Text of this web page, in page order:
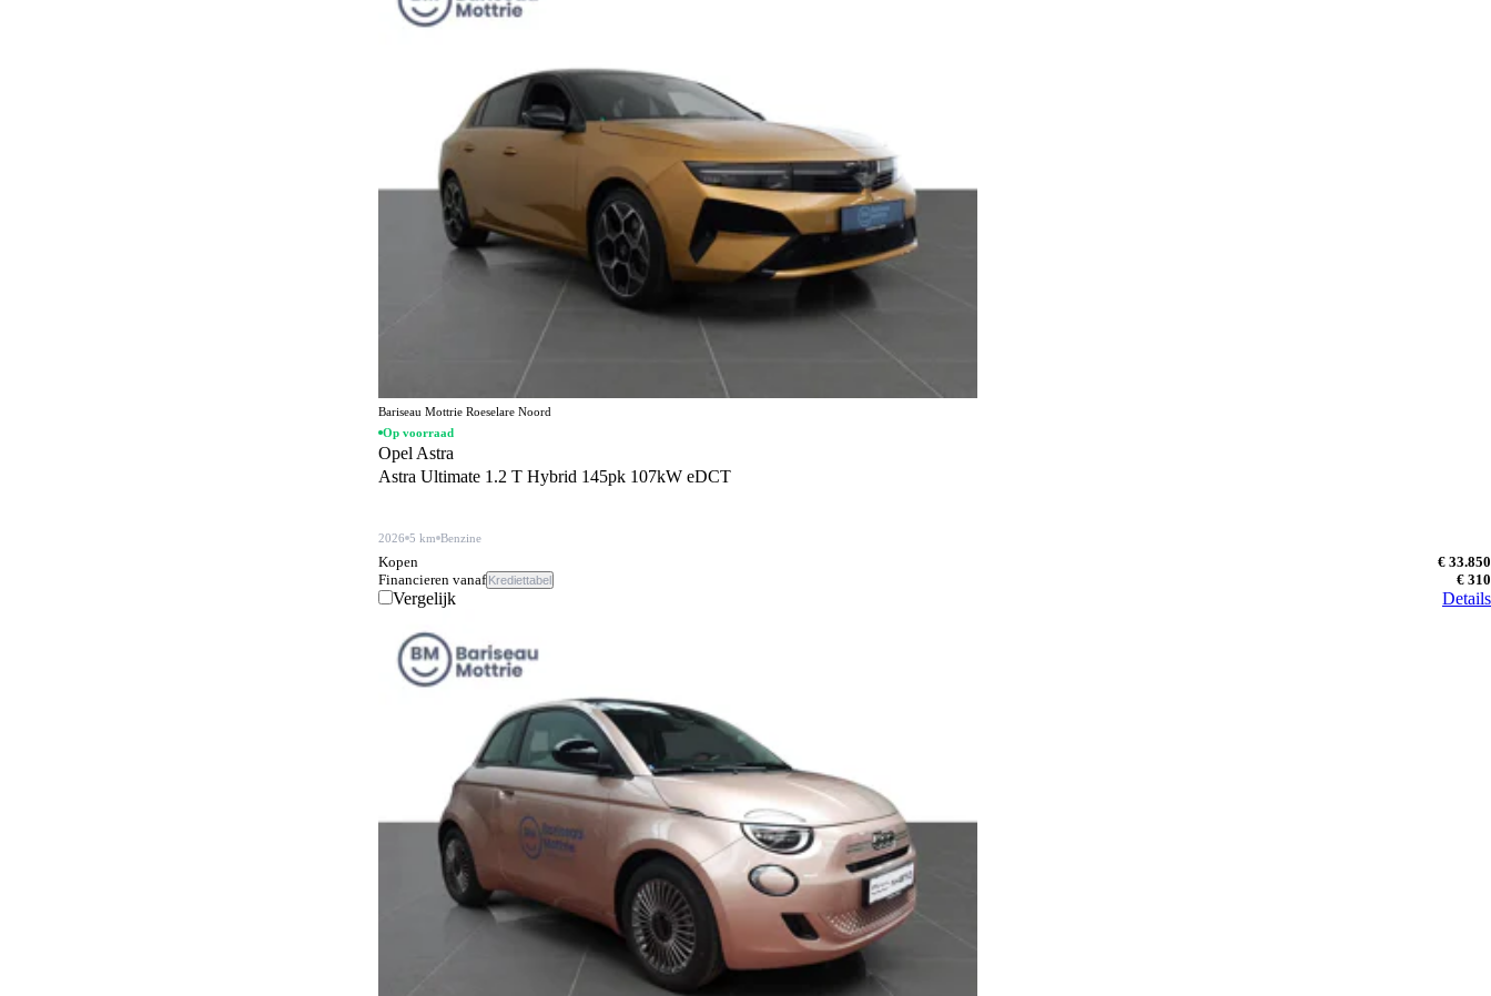
Bariseau Mottrie Roeselare Noord
Op voorraad
Opel Astra
Astra Ultimate 1.2 T Hybrid 145pk 107kW eDCT
2026 5 km Benzine
Kopen
€ 33.850
Financieren vanaf Krediettabel € 310
Vergelijk Details